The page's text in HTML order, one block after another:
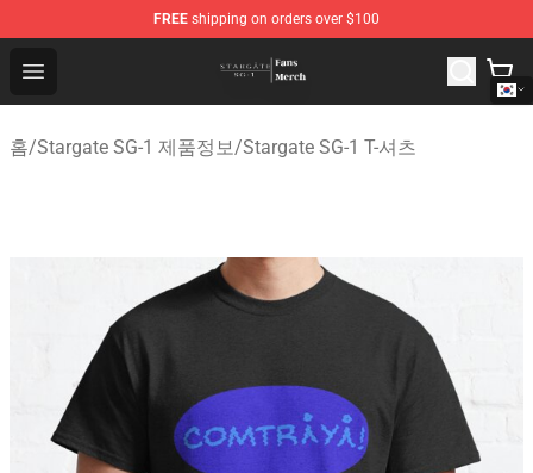
FREE shipping on orders over $100
Open menu
Stargate SG-1 Store - Official Stargate SG-1
홈/Stargate SG-1 제품정보/Stargate SG-1 T-셔츠